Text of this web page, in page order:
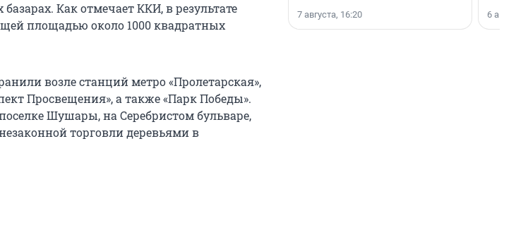
Как отмечает ККИ, в результате
площадью около 1000 квадратных
возле станций метро «Пролетарская»,
Просвещения», а также «Парк Победы».
Шушары, на Серебристом бульваре,
торговли деревьями в
7 августа, 16:20 6